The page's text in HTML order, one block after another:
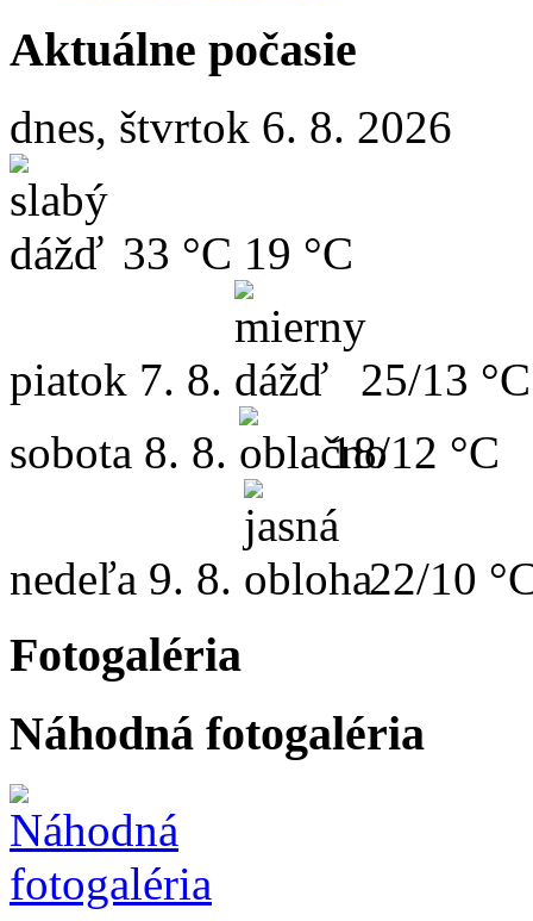
Aktuálne počasie
dnes, štvrtok 6. 8. 2026
33 °C 19 °C
piatok 7. 8.
25/13 °C
sobota 8. 8. 18/12 °C
nedeľa 9. 8. 22/10
Fotogaléria
Náhodná fotogaléria